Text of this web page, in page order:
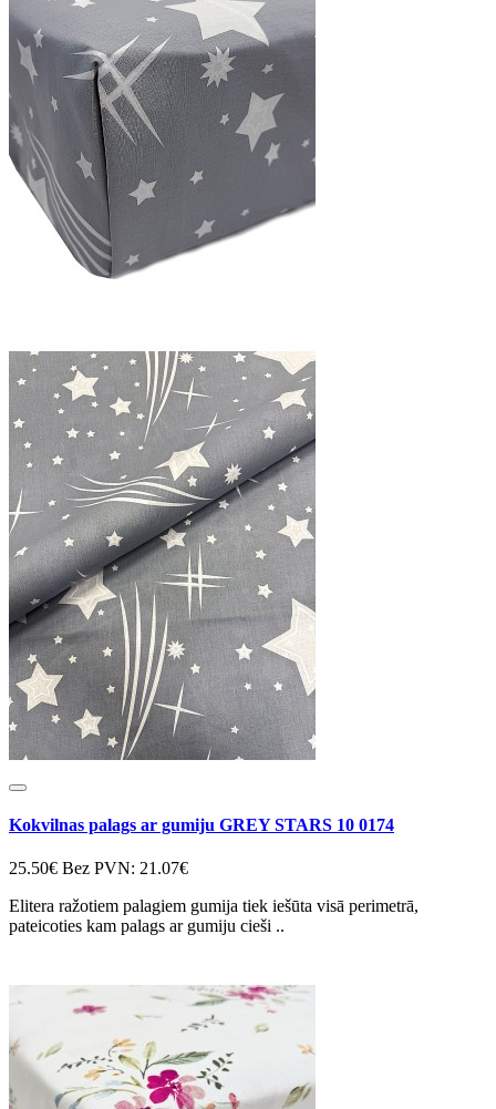
Kokvilnas palags ar gumiju GREY STARS 10 0174
25.50€ Bez PVN: 21.07€
Elitera ražotiem palagiem gumija tiek iešūta visā perimetrā,
pateicoties kam palags ar gumiju cieši ..